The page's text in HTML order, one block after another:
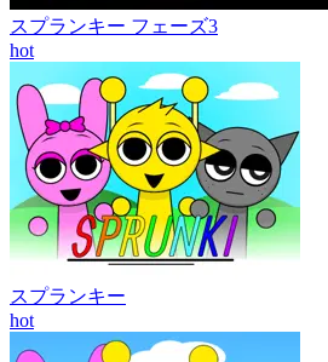
スプランキー フェーズ3
hot
スプランキー
hot